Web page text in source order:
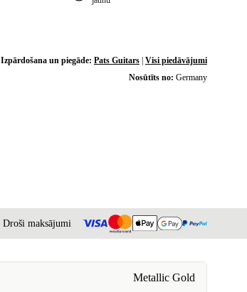
Izpārdošana un piegāde: Pats Guitars| Visi piedāvājumi
Nosūtīts no: Germany
Droši maksājumi
Metallic Gold